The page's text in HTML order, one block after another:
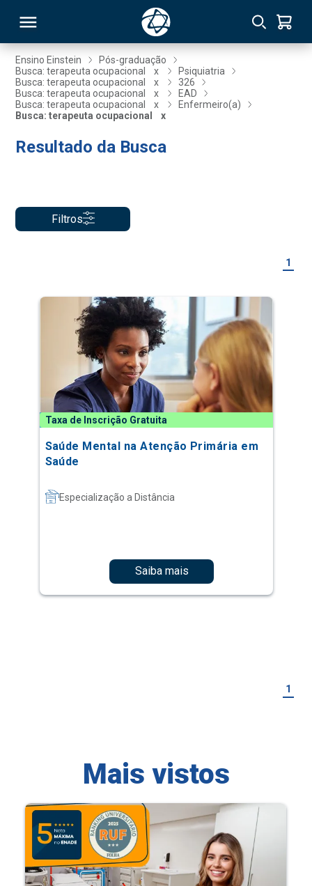
Ensino Einstein
Pós-graduação
Busca: terapeuta ocupacional
x
Psiquiatria
Busca: terapeuta ocupacional
x
326
Busca: terapeuta ocupacional
x
EAD
Busca: terapeuta ocupacional
x
Enfermeiro(a)
Busca: terapeuta ocupacional
x
Resultado da Busca
Filtros
1
Taxa de Inscrição Gratuita
Saúde Mental na Atenção Primária em
Saúde
Especialização a Distância
Saiba mais
1
Mais vistos